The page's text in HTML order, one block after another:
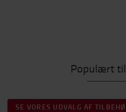
Populært
SE VORES UDVALG AF